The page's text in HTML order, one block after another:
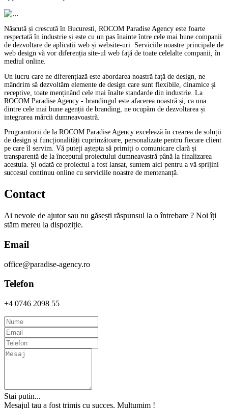
Născută și crescută în Bucuresti, ROCOM Paradise Agency este foarte
respectată în industrie și este cu un pas înainte între cele mai bune companii
de dezvoltare de aplicații web și website-uri. Serviciile noastre principale de
web design vă vor diferenția site-ul web față de toate celelalte companii, în
mediul online.
Un lucru care ne diferențiază este abordarea noastră față de design, ne
mândrim să dezvoltăm elemente de design care sunt flexibile, dinamice și
receptive, toate menținând cele mai înalte standarde din industrie. La
ROCOM Paradise Agency - brandingul este afacerea noastră și, ca una
dintre cele mai bune agenții de branding, ne ocupăm de dezvoltarea și
integrarea mărcii dumneavoastră.
Programtorii de la ROCOM Paradise Agency excelează în crearea de soluții
de design și funcționalități cuprinzătoare, personalizate pentru fiecare client
pe care îl servim. Vă puteți aștepta să primiți o comunicare clară și
transparentă de la începutul proiectului dumneavastră până la finalizarea
acestuia. Și odată ce proiectul a fost lansat, suntem aici pentru a vă sprijini
succesul continuu online cu serviciile noastre de mentenanță.
Contact
Ai nevoie de ajutor sau nu găsești răspunsul la o întrebare ? Noi îți
stăm mereu la dispoziție.
Email
office@paradise-agency.ro
Telefon
+4 0746 2098 55
Stai putin...
Mesajul tau a fost trimis cu succes. Multumim !